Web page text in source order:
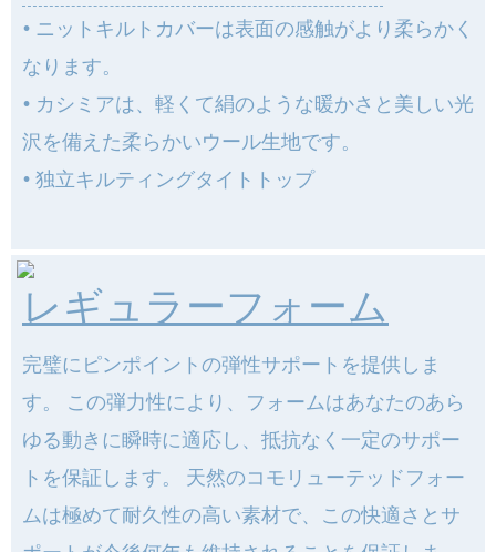
• ニットキルトカバーは表面の感触がより柔らかく
なります。
• カシミアは、軽くて絹のような暖かさと美しい光
沢を備えた柔らかいウール生地です。
•独立キルティングタイトトップ
レギュラーフォーム
完璧にピンポイントの弾性サポートを提供しま
す。 この弾力性により、フォームはあなたのあら
ゆる動きに瞬時に適応し、抵抗なく一定のサポー
トを保証します。 天然のコモリューテッドフォー
ムは極めて耐久性の高い素材で、この快適さとサ